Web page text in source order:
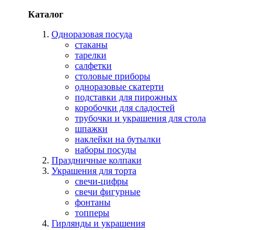
Каталог
Одноразовая посуда
стаканы
тарелки
салфетки
столовые приборы
одноразовые скатерти
подставки для пирожных
коробочки для сладостей
трубочки и украшения для стола
шпажки
наклейки на бутылки
наборы посуды
Праздничные колпаки
Украшения для торта
свечи-цифры
свечи фигурные
фонтаны
топперы
Гирлянды и украшения